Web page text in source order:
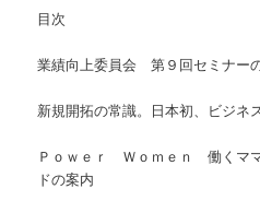
目次
業績向上委員会 第９回セミナー
新規開拓の常識。日本初、ビジネ
Ｐｏｗｅｒ Ｗｏｍｅｎ 働くマ
ドの案内